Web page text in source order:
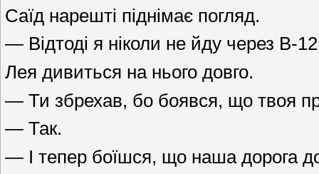
Саїд нарешті піднімає погляд.
— Відтоді я ніколи не йду через В-
Лея дивиться на нього довго.
— Ти збрехав, бо боявся, що твоя
— Так.
— І тепер боїшся, що наша дорога до